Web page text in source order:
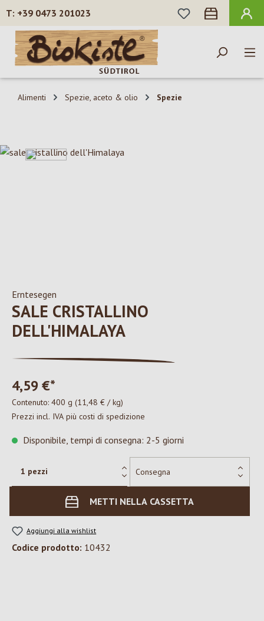
Passa al contenuto principale
+39 0473 201023
HAI 0 ARTICOLI
Alimenti Spezie, aceto & olio Spezie
Salta la galleria di immagini
Erntesegen
SALE CRISTALLINO
DELL'HIMALAYA
4,59 €*
Contenuto: 400 g (11,48 € / kg)
Prezzi incl. IVA più costi di spedizione
Disponibile, tempi di consegna: 2-5 giorni
METTI NELLA CASSETTA
Aggiungi alla wishlist
Codice prodotto: 10432